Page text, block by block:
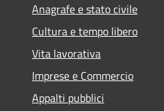
Anagrafe e stato civile
Cultura e tempo libero
Vita lavorativa
Imprese e Commercio
Appalti pubblici